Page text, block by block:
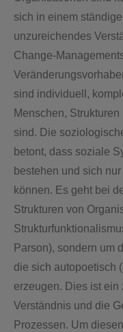
sich in einem
unzureichendes
Change-
sind individuell,
Menschen,
sind. Die
betont, dass soziale
bestehen und sich
können. Es geht bei
Strukturen von
Parson), sondern um
die sich autopoetisch
erzeugen. Dies ist ein
Verständnis und die
Prozessen. Um